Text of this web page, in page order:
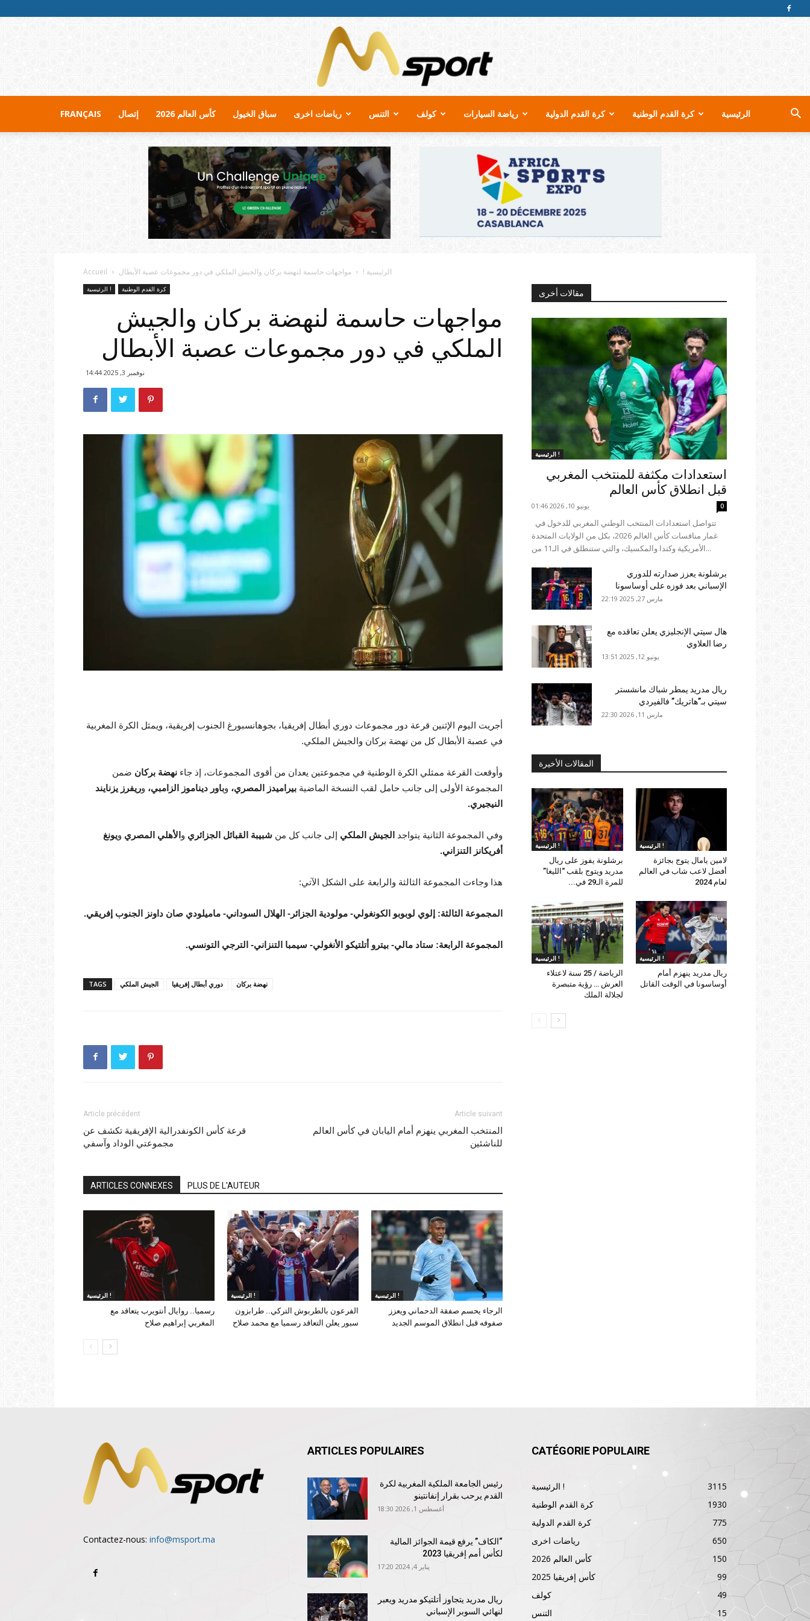
MSport.ma
FRANÇAIS إتصال كأس العالم 2026 سباق الخيول رياضات اخرى التنس كولف رياضة السيارات كرة القدم الدولية كرة القدم الوطنية الرئيسية
Accueil الرئيسية ! مواجهات حاسمة لنهضة بركان والجيش الملكي في دور مجموعات عصبة الأبطال
الرئيسية ! كرة القدم الوطنية
مواجهات حاسمة لنهضة بركان والجيش
الملكي في دور مجموعات عصبة الأبطال
نوفمبر 3, 2025 14:44
أجريت اليوم الإثنين قرعة دور مجموعات دوري أبطال إفريقيا، بجوهانسبورغ الجنوب إفريقية، ويمثل الكرة المغربية
في عصبة الأبطال كل من نهضة بركان والجيش الملكي.
وأوقعت القرعة ممثلي الكرة الوطنية في مجموعتين يعدان من أقوى المجموعات، إذ جاء نهضة بركان ضمن
المجموعة الأولى إلى جانب حامل لقب النسخة الماضية بيراميدز المصري، وباور ديناموز الزامبي، وريفرز يزنايند
النيجيري.
وفي المجموعة الثانية يتواجد الجيش الملكي إلى جانب كل من شبيبة القبائل الجزائري و الأهلي المصري ويونغ
أفريكانز التنزاني.
هذا وجاءت المجموعة الثالثة والرابعة على الشكل الآتي:
المجموعة الثالثة: إلوي لوبوبو الكونغولي- مولودية الجزائر- الهلال السوداني- ماميلودي صان داونز الجنوب إفريقي.
المجموعة الرابعة: ستاد مالي- بيترو أتلتيكو الأنغولي- سيمبا التنزاني- الترجي التونسي.
TAGS الجيش الملكي دوري أبطال إفريقيا نهضة بركان
Article précédent
قرعة كأس الكونفدرالية الإفريقية تكشف عن
مجموعتي الوداد وآسفي
Article suivant
المنتخب المغربي ينهزم أمام اليابان في كأس العالم
للناشئين
ARTICLES CONNEXES PLUS DE L'AUTEUR
الرئيسية !
رسميا.. روايال أنتويرب يتعاقد مع
المغربي إبراهيم صلاح
الرئيسية !
الفرعون بالطربوش التركي.. طرابزون
سبور يعلن التعاقد رسميا مع محمد صلاح
الرئيسية !
الرجاء يحسم صفقة الدحماني ويعزز
صفوفه قبل انطلاق الموسم الجديد
مقالات أخرى
الرئيسية !
استعدادات مكثفة للمنتخب المغربي
قبل انطلاق كأس العالم
يونيو 10, 2026 01:46 0
غمار منافسات كأس العالم 2026، بكل من الولايات المتحدة
الأمريكية وكندا والمكسيك، والتي ستنطلق في الـ11 من...
برشلونة يعزز صدارته للدوري
الإسباني بعد فوزه على أوساسونا
مارس 27, 2025 22:19
هال سيتي الإنجليزي يعلن تعاقده مع
رضا العلاوي
يونيو 12, 2025 13:51
ريال مدريد يمطر شباك مانشستر
سيتي بـ”هاتريك” فالفيردي
مارس 11, 2026 22:30
المقالات الأخيرة
الرئيسية !
برشلونة يفوز على ريال
مدريد ويتوج بلقب “الليغا”
للمرة الـ29 في...
الرئيسية !
لامين يامال يتوج بجائزة
أفضل لاعب شاب في العالم
لعام 2024
الرئيسية !
الرياضة / 25 سنة لاعتلاء
العرش … رؤية متبصرة
لجلالة الملك
الرئيسية !
ريال مدريد ينهزم أمام
أوساسونا في الوقت القاتل
Contactez-nous: info@msport.ma
ARTICLES POPULAIRES
رئيس الجامعة الملكية المغربية لكرة
القدم يرحب بقرار إنفانتينو
أغسطس 1, 2026 18:30
“الكاف” يرفع قيمة الجوائز المالية
لكأس أمم إفريقيا 2023
يناير 4, 2024 17:20
ريال مدريد يتجاوز أتلتيكو مدريد ويعبر
لنهائي السوبر الإسباني
CATÉGORIE POPULAIRE
الرئيسية !
3115
كرة القدم الوطنية
1930
كرة القدم الدولية
775
رياضات اخرى
650
كأس العالم 2026
150
كأس إفريقيا 2025
99
كولف
49
التنس
15